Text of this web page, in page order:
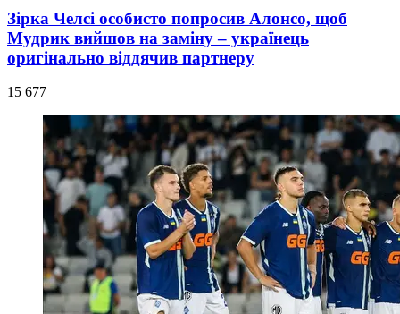
Зірка Челсі особисто попросив Алонсо, щоб
Мудрик вийшов на заміну – українець
оригінально віддячив партнеру
15 677